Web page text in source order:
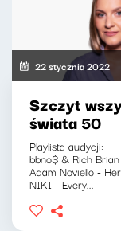
22 stycznia 2022
Szczyt
świata 50
Playlista audycji:
bbno$ & Rich
Adam Noviello -
NIKI - Every...